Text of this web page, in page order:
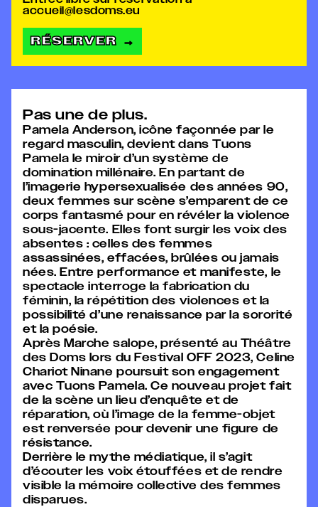
accueil@lesdoms.eu
RÉSERVER →
Pas une de plus.
Pamela Anderson, icône façonnée par le
regard masculin, devient dans Tuons
Pamela le miroir d’un système de
domination millénaire. En partant de
l’imagerie hypersexualisée des années 90,
deux femmes sur scène s’emparent de ce
corps fantasmé pour en révéler la violence
sous-jacente. Elles font surgir les voix des
absentes : celles des femmes
assassinées, effacées, brûlées ou jamais
nées. Entre performance et manifeste, le
spectacle interroge la fabrication du
féminin, la répétition des violences et la
possibilité d’une renaissance par la sororité
et la poésie.
Après Marche salope, présenté au Théâtre
des Doms lors du Festival OFF 2023, Celine
Chariot Ninane poursuit son engagement
avec Tuons Pamela. Ce nouveau projet fait
de la scène un lieu d’enquête et de
réparation, où l’image de la femme-objet
est renversée pour devenir une figure de
résistance.
Derrière le mythe médiatique, il s’agit
d’écouter les voix étouffées et de rendre
visible la mémoire collective des femmes
disparues.